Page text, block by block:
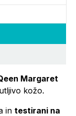
Margaret
kožo.
in testirani na